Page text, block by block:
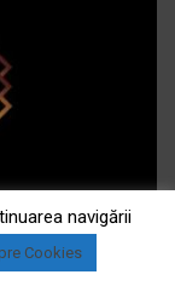
navigării
Cookies